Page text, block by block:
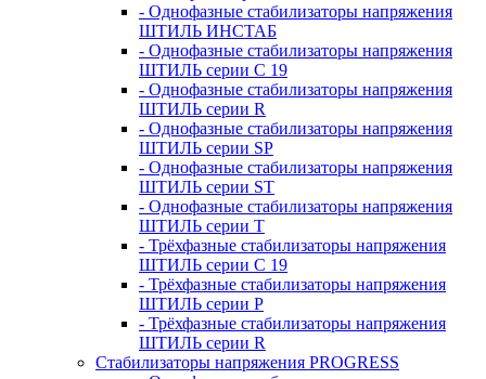
- Однофазные стабилизаторы напряжения
ШТИЛЬ ИНСТАБ
- Однофазные стабилизаторы напряжения
ШТИЛЬ серии C 19
- Однофазные стабилизаторы напряжения
ШТИЛЬ серии R
- Однофазные стабилизаторы напряжения
ШТИЛЬ серии SP
- Однофазные стабилизаторы напряжения
ШТИЛЬ серии ST
- Однофазные стабилизаторы напряжения
ШТИЛЬ серии T
- Трёхфазные стабилизаторы напряжения
ШТИЛЬ серии C 19
- Трёхфазные стабилизаторы напряжения
ШТИЛЬ серии P
- Трёхфазные стабилизаторы напряжения
ШТИЛЬ серии R
Стабилизаторы напряжения PROGRESS